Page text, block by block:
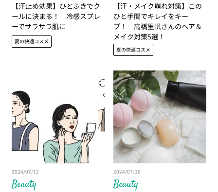
【汗止め効果】ひとふきでク
ールに決まる！ 冷感スプレ
ーでサラサラ肌に
夏の快適コスメ
【汗・メイク崩れ対策】この
ひと手間でキレイをキー
プ！ 高橋里帆さんのヘア＆
メイク対策5選！
夏の快適コスメ
Beauty
2024/07/12
Beauty
2024/07/10